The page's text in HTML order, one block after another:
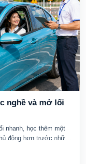
nghề và mở lối
nhanh, học thêm một
động hơn trước những